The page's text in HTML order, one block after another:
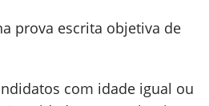
prova escrita objetiva de
com idade igual ou